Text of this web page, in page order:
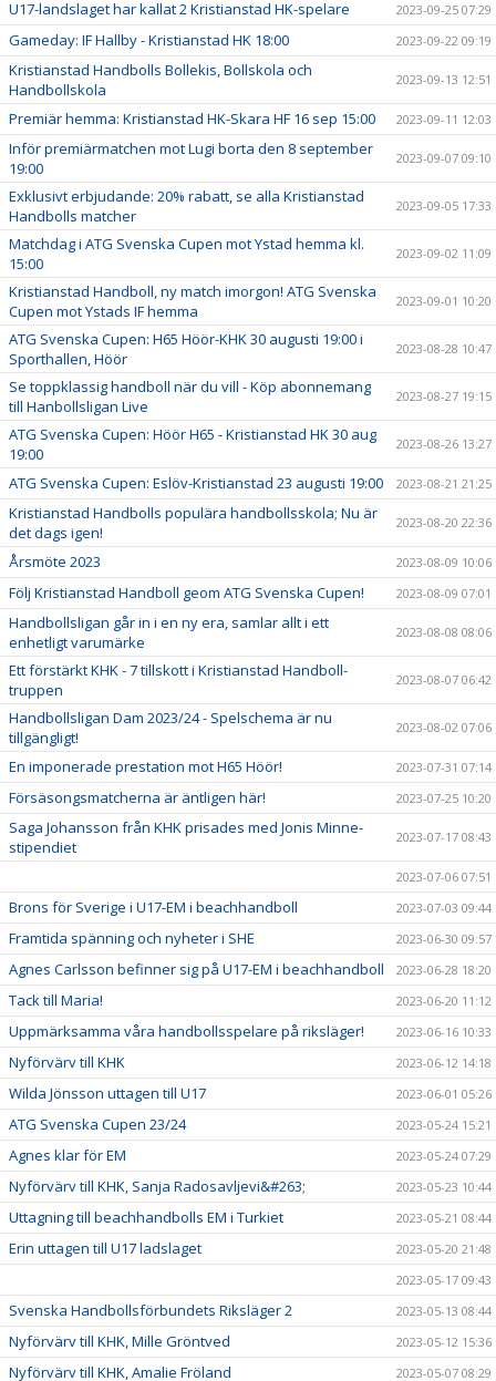
U17-landslaget har kallat 2 Kristianstad HK-spelare 2023-09-25 07:29
Gameday: IF Hallby - Kristianstad HK 18:00 2023-09-22 09:19
Kristianstad Handbolls Bollekis, Bollskola och
Handbollskola
2023-09-13 12:51
Premiär hemma: Kristianstad HK-Skara HF 16 sep 15:00 2023-09-11 12:03
Inför premiärmatchen mot Lugi borta den 8 september
19:00
2023-09-07 09:10
Exklusivt erbjudande: 20% rabatt, se alla Kristianstad
Handbolls matcher
2023-09-05 17:33
Matchdag i ATG Svenska Cupen mot Ystad hemma kl.
15:00
2023-09-02 11:09
Kristianstad Handboll, ny match imorgon! ATG Svenska
Cupen mot Ystads IF hemma
2023-09-01 10:20
ATG Svenska Cupen: H65 Höör-KHK 30 augusti 19:00 i
Sporthallen, Höör
2023-08-28 10:47
Se toppklassig handboll när du vill - Köp abonnemang
till Hanbollsligan Live
2023-08-27 19:15
ATG Svenska Cupen: Höör H65 - Kristianstad HK 30 aug
19:00
2023-08-26 13:27
ATG Svenska Cupen: Eslöv-Kristianstad 23 augusti 19:00 2023-08-21 21:25
Kristianstad Handbolls populära handbollsskola; Nu är
det dags igen!
2023-08-20 22:36
Årsmöte 2023 2023-08-09 10:06
Följ Kristianstad Handboll geom ATG Svenska Cupen! 2023-08-09 07:01
Handbollsligan går in i en ny era, samlar allt i ett
enhetligt varumärke
2023-08-08 08:06
Ett förstärkt KHK - 7 tillskott i Kristianstad Handboll-
truppen
2023-08-07 06:42
Handbollsligan Dam 2023/24 - Spelschema är nu
tillgängligt!
2023-08-02 07:06
En imponerade prestation mot H65 Höör! 2023-07-31 07:14
Försäsongsmatcherna är äntligen här! 2023-07-25 10:20
Saga Johansson från KHK prisades med Jonis Minne-
stipendiet
2023-07-17 08:43
2023-07-06 07:51
Brons för Sverige i U17-EM i beachhandboll 2023-07-03 09:44
Framtida spänning och nyheter i SHE 2023-06-30 09:57
Agnes Carlsson befinner sig på U17-EM i beachhandboll 2023-06-28 18:20
Tack till Maria! 2023-06-20 11:12
Uppmärksamma våra handbollsspelare på riksläger! 2023-06-16 10:33
Nyförvärv till KHK 2023-06-12 14:18
Wilda Jönsson uttagen till U17 2023-06-01 05:26
ATG Svenska Cupen 23/24 2023-05-24 15:21
Agnes klar för EM 2023-05-24 07:29
Nyförvärv till KHK, Sanja Radosavljevi&#263; 2023-05-23 10:44
Uttagning till beachhandbolls EM i Turkiet 2023-05-21 08:44
Erin uttagen till U17 ladslaget
2023-05-20 21:48
2023-05-17 09:43
Svenska Handbollsförbundets Riksläger 2 2023-05-13 08:44
Nyförvärv till KHK, Mille Gröntved 2023-05-12 15:36
Nyförvärv till KHK, Amalie Fröland 2023-05-07 08:29